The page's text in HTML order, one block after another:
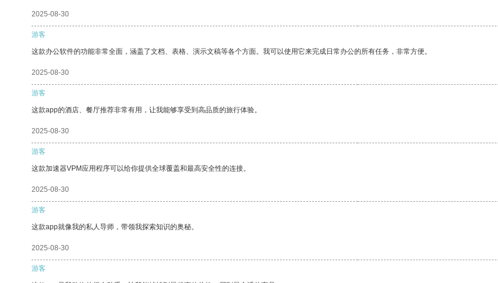
2025-08-30
游客
这款办公软件的功能非常全面，涵盖了文档、表格、演示文稿等各个方面。我可以使用它来完成日常办公的所有任务，非常方便。
2025-08-30
游客
这款app的酒店、餐厅推荐非常有用，让我能够享受到高品质的旅行体验。
2025-08-30
游客
这款加速器VPM应用程序可以给你提供全球覆盖和最高安全性的连接。
2025-08-30
游客
这款app就像我的私人导师，带领我探索知识的奥秘。
2025-08-30
游客